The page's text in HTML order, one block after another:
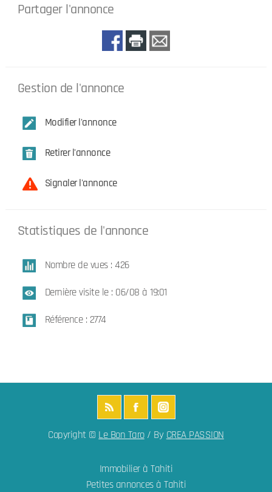
Partager l'annonce
Gestion de l'annonce
Modifier l'annonce
Retirer l'annonce
Signaler l'annonce
Statistiques de l'annonce
Nombre de vues : 426
Dernière visite le : 06/08 à 19:01
Référence : 2774
Copyright © Le Bon Taro/ By CREA PASSION
Immobilier à Tahiti
Petites annonces à Tahiti